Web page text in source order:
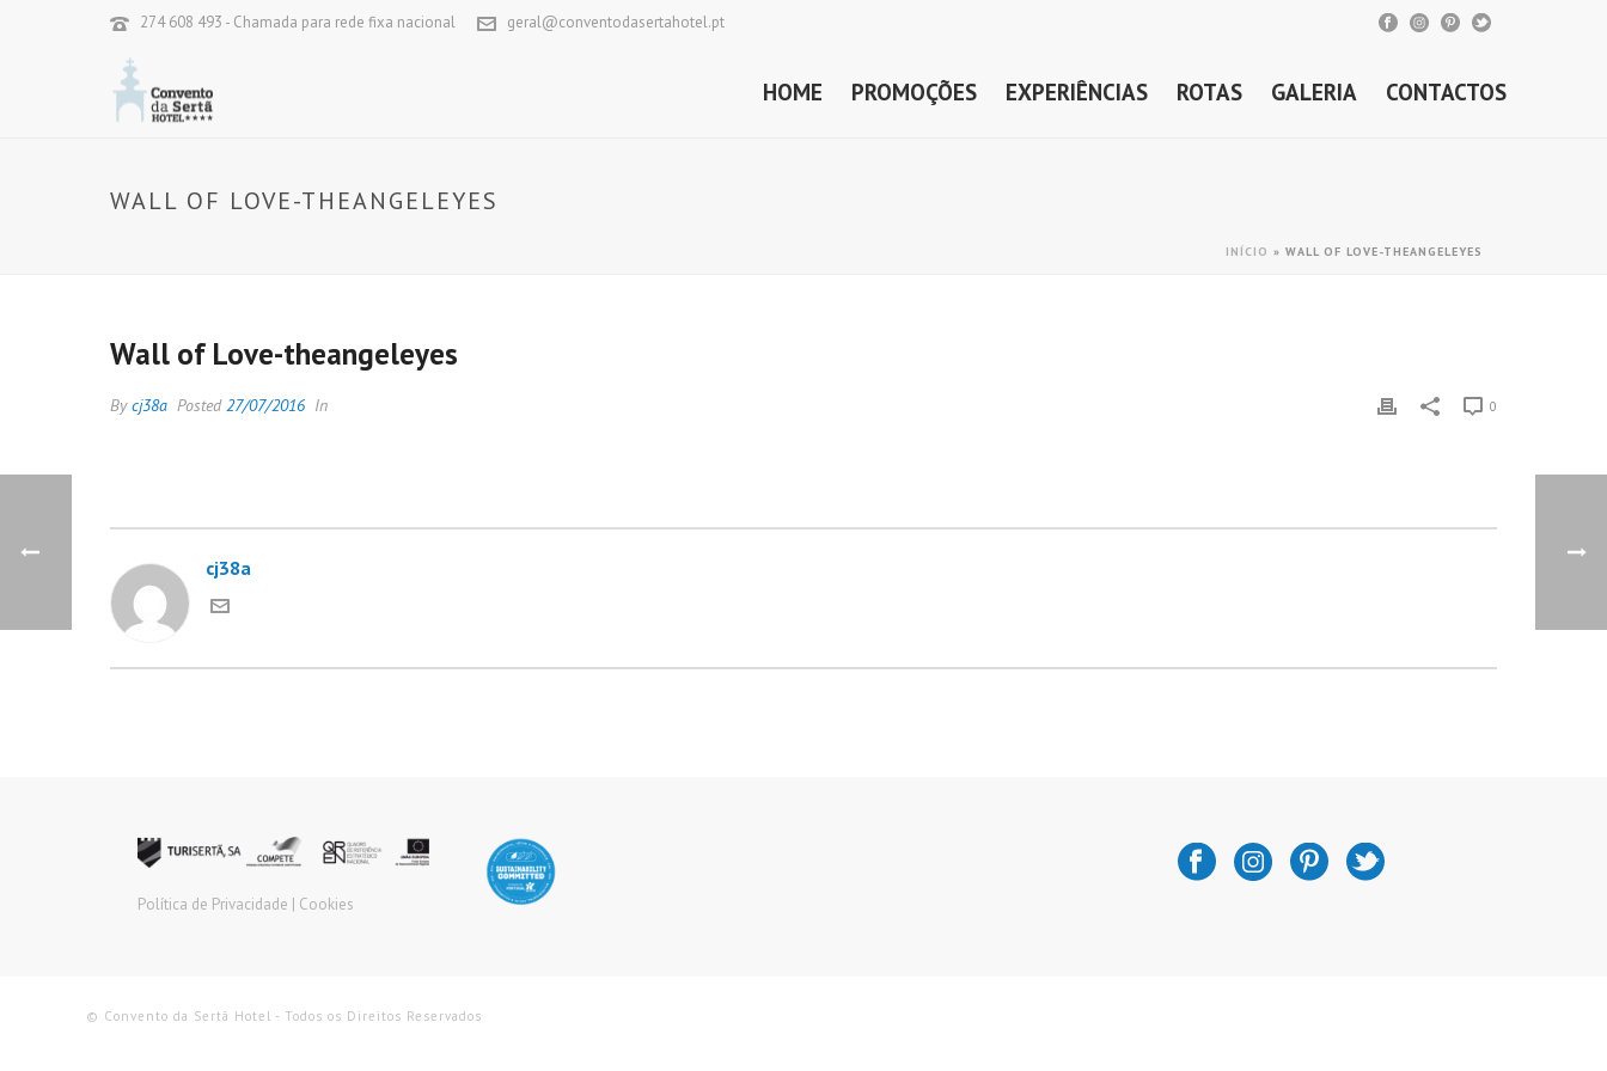
274 608 493 - Chamada para rede fixa nacional geral@conventodasertahotel.pt
HOME PROMOÇÕES EXPERIÊNCIAS ROTAS GALERIA CONTACTOS
WALL OF LOVE-THEANGELEYES
INÍCIO » WALL OF LOVE-THEANGELEYES
Wall of Love-theangeleyes
Bycj38a Posted27/07/2016 In 0
cj38a
Política de Privacidade | Cookies
© Convento da Sertã Hotel - Todos os Direitos Reservados